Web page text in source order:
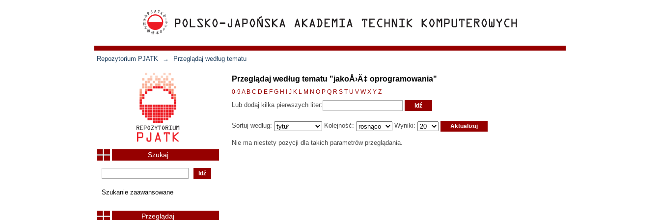
Repozytorium PJATK → Przeglądaj według tematu
Przeglądaj według tematu "jakoÅ›Ä‡ oprogramowania"
0-9A B C D E F G H J K L M N O P Q R S T U V W X Y Z
Lub dodaj kilka pierwszych liter:
Sortuj według: Kolejność: Wyniki:
Nie ma niestety pozycji dla takich parametrów przeglądania.
Szukaj
Szukanie zaawansowane
Przeglądaj